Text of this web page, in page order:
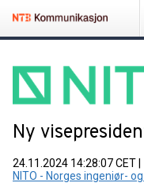
Ny
24.11.2024 14:28:07 CET
NITO - Norges ingeniør-